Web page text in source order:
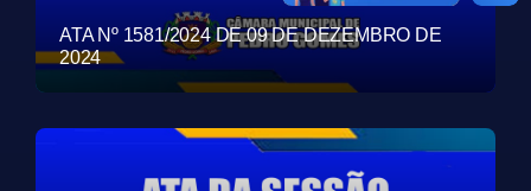
ATA Nº 1581/2024 DE 09 DE DEZEMBRO DE
2024